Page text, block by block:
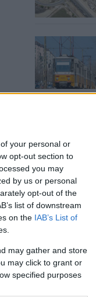
your personal or
opt-out section to
you may
by us or personal
opt-out of the
list of downstream
on the IAB’s List of
may gather and store
may click to grant or
specified purposes